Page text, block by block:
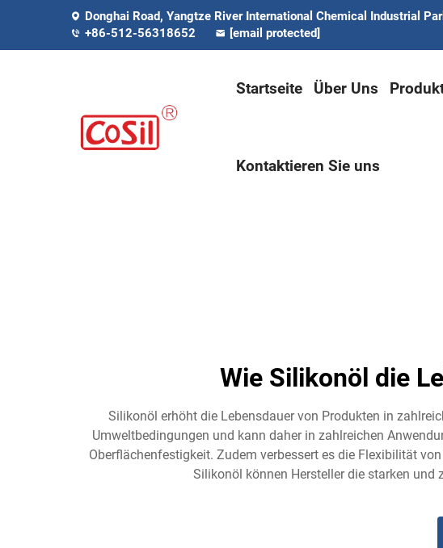
Donghai Road, Yangtze River International Chemical Industrial
+86-512-56318652
[email protected]
Startseite Über Uns
Kontaktieren Sie uns
Wie Silikonöl die
Silikonöl erhöht die Lebensdauer von Produkten in
Umweltbedingungen und kann daher in zahlreichen
Oberflächenfestigkeit. Zudem verbessert es die Flexibilität
Silikonöl können Hersteller die starken